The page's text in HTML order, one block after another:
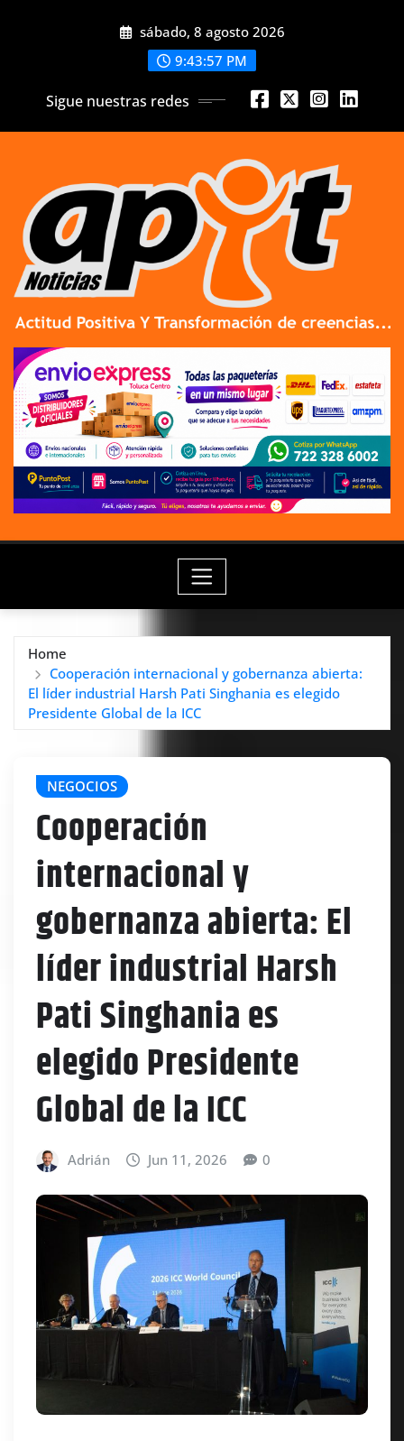
sábado, 8 agosto 2026
9:43:59 PM
Sigue nuestras redes
Home
Cooperación internacional y gobernanza abierta:
El líder industrial Harsh Pati Singhania es elegido
Presidente Global de la ICC
NEGOCIOS
Cooperación
internacional y
gobernanza abierta: El
líder industrial Harsh
Pati Singhania es
elegido Presidente
Global de la ICC
Adrián Jun 11, 2026 0